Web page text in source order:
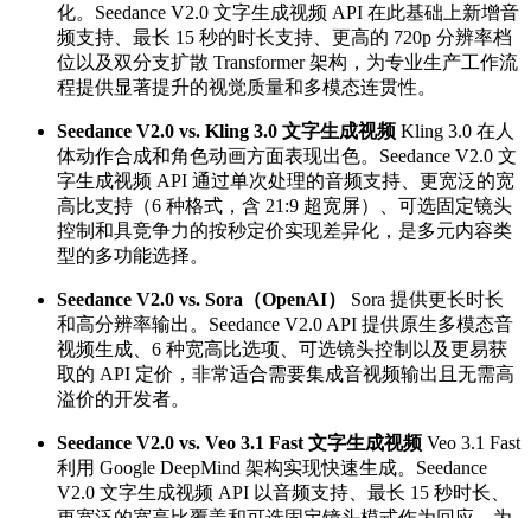
化。Seedance V2.0 文字生成视频 API 在此基础上新增音
频支持、最长 15 秒的时长支持、更高的 720p 分辨率档
位以及双分支扩散 Transformer 架构，为专业生产工作流
程提供显著提升的视觉质量和多模态连贯性。
Seedance V2.0 vs. Kling 3.0 文字生成视频 Kling 3.0 在人
体动作合成和角色动画方面表现出色。Seedance V2.0 文
字生成视频 API 通过单次处理的音频支持、更宽泛的宽
高比支持（6 种格式，含 21:9 超宽屏）、可选固定镜头
控制和具竞争力的按秒定价实现差异化，是多元内容类
型的多功能选择。
Seedance V2.0 vs. Sora（OpenAI）
Sora 提供更长时长
和高分辨率输出。Seedance V2.0 API 提供原生多模态音
视频生成、6 种宽高比选项、可选镜头控制以及更易获
取的 API 定价，非常适合需要集成音视频输出且无需高
溢价的开发者。
Seedance V2.0 vs. Veo 3.1 Fast 文字生成视频 Veo 3.1 Fast
利用 Google DeepMind 架构实现快速生成。Seedance
V2.0 文字生成视频 API 以音频支持、最长 15 秒时长、